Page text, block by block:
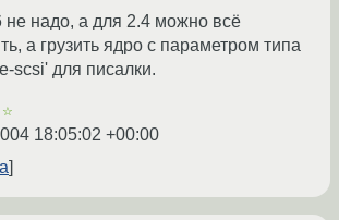
не надо, а для 2.4 можно всё
а грузить ядро с параметром типа
scsi' для писалки.
☆
18:05:02 +00:00